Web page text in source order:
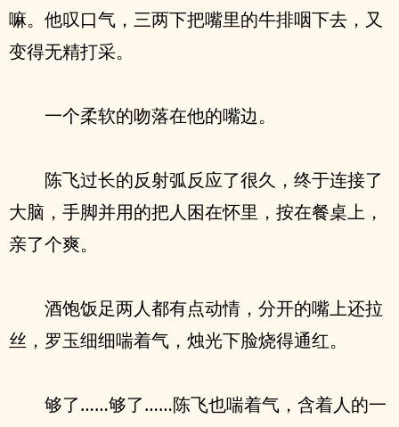
嘛。他叹口气，三两下把嘴里的牛排咽下去，又
变得无精打采。
一个柔软的吻落在他的嘴边。
陈飞过长的反射弧反应了很久，终于连接了
大脑，手脚并用的把人困在怀里，按在餐桌上，
亲了个爽。
酒饱饭足两人都有点动情，分开的嘴上还拉
丝，罗玉细细喘着气，烛光下脸烧得通红。
够了……够了……陈飞也喘着气，含着人的一